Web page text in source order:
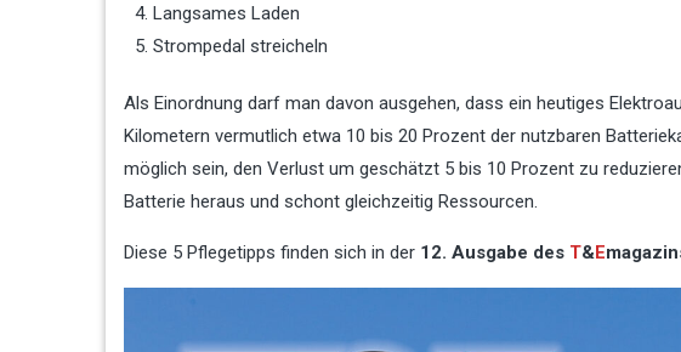
Langsames Laden
Strompedal streicheln
Als Einordnung darf man davon ausgehen, dass ein heutiges
Kilometern vermutlich etwa 10 bis 20 Prozent der nutzbaren
möglich sein, den Verlust um geschätzt 5 bis 10 Prozent zu
Batterie heraus und schont gleichzeitig Ressourcen.
Diese 5 Pflegetipps finden sich in der 12. Ausgabe des T&E